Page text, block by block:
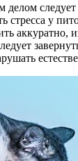
у
аккуратно,